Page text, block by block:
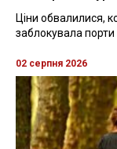
Ціни обвалилися,
заблокувала порти
02 серпня 2026